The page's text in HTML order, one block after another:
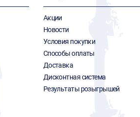
Акции
Новости
Условия покупки
Способы оплаты
Доставка
Дисконтная система
Результаты розыгрышей